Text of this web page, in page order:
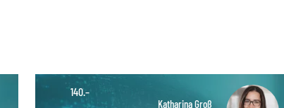
140.–
Katharina Groß